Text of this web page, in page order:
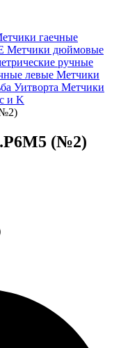
гаечные
Метчики дюймовые
ручные
левые Метчики
Уитворта Метчики
и K
(№2)